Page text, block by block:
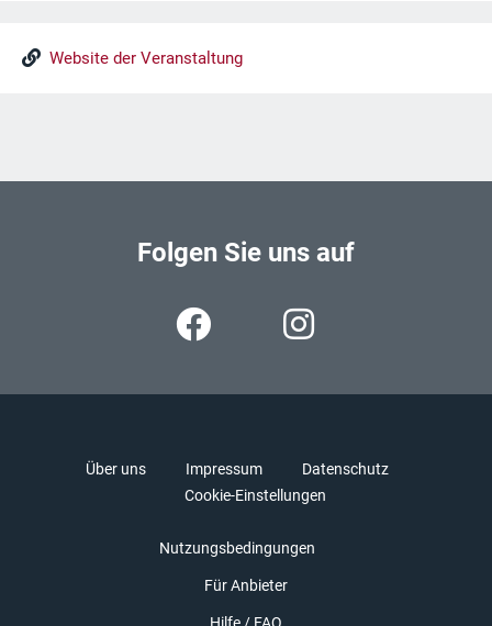
Website der Veranstaltung
Folgen Sie uns auf
Über uns Impressum
Datenschutz
Cookie-Einstellungen
Nutzungsbedingungen
Für Anbieter